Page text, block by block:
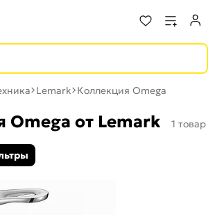
Lemark Коллекция Omega
Omega от Lemark 1 товар